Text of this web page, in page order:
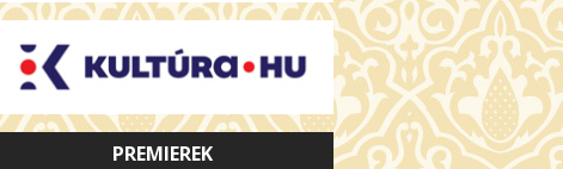
PREMIEREK